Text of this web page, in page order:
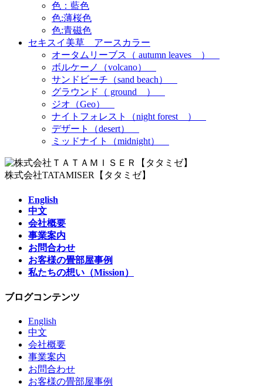
色：藍色
色:薄桜色
色:青磁色
セキスイ美草 アースカラー
オータムリーブス（ autumn leaves ）
ボルケーノ（volcano）
サンドビーチ（sand beach）
グラウンド（ ground ）
ジオ（Geo）
ナイトフォレスト（night forest ）
デザート（desert）
ミッドナイト（midnight）
株式会社TATAMISER【タタミゼ】
English
中文
会社概要
事業案内
お問合わせ
お客様の畳部屋事例
私たちの想い（Mission）
ブログコンテンツ
English
中文
会社概要
事業案内
お問合わせ
お客様の畳部屋事例